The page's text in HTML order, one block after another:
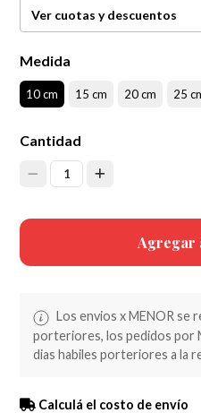
Ver cuotas y descuentos
Medida
10 cm 15 cm 20 cm 25
Cantidad
1
Agregar
Los envios x MENOR se
porteriores, los pedidos por
dias habiles porteriores a la
Calculá el costo de envío